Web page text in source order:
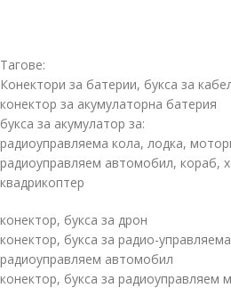
Тагове:
Конектори за батерии, букса за
конектор за акумулаторна батерия
букса за акумулатор за:
радиоуправляема кола, лодка,
радиоуправляем автомобил, кораб,
квадрикоптер
конектор, букса за дрон
конектор, букса за радио-
радиоуправляем автомобил
конектор, букса за радиоуправляем